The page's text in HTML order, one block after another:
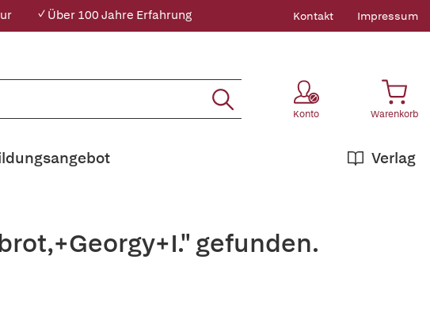
✓ Über 100 Jahre Erfahrung Kontakt Impressum
Konto Warenkorb
Verlag
gefunden.